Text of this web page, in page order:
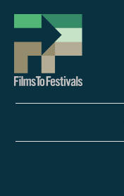
contenido
de
entradas